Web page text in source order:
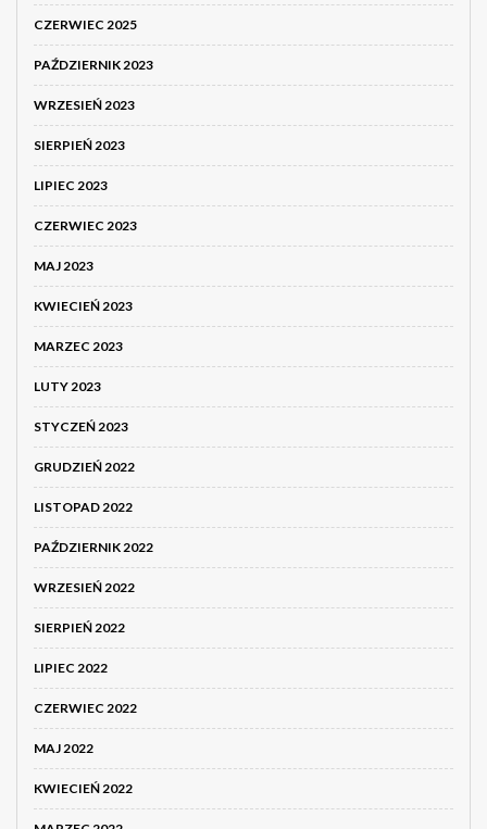
CZERWIEC 2025
PAŹDZIERNIK 2023
WRZESIEŃ 2023
SIERPIEŃ 2023
LIPIEC 2023
CZERWIEC 2023
MAJ 2023
KWIECIEŃ 2023
MARZEC 2023
LUTY 2023
STYCZEŃ 2023
GRUDZIEŃ 2022
LISTOPAD 2022
PAŹDZIERNIK 2022
WRZESIEŃ 2022
SIERPIEŃ 2022
LIPIEC 2022
CZERWIEC 2022
MAJ 2022
KWIECIEŃ 2022